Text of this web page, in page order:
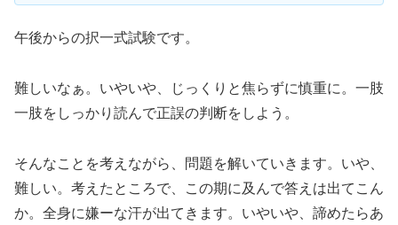
午後からの択一式試験です。
難しいなぁ。いやいや、じっくりと焦らずに慎重に。一肢
一肢をしっかり読んで正誤の判断をしよう。
そんなことを考えながら、問題を解いていきます。いや、
難しい。考えたところで、この期に及んで答えは出てこん
か。全身に嫌ーな汗が出てきます。いやいや、諦めたらあ